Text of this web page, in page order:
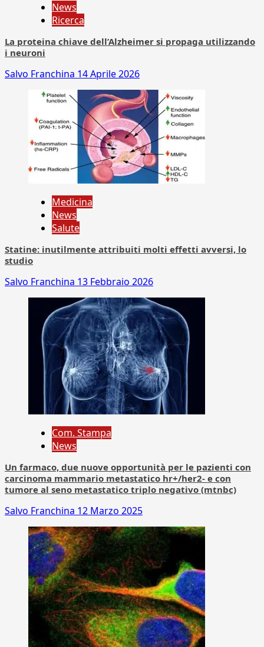
News
Ricerca
La proteina chiave dell’Alzheimer si propaga utilizzando
i neuroni
Salvo Franchina 14 Aprile 2026
Medicina
News
Salute
Statine: inutilmente attribuiti molti effetti avversi, lo
studio
Salvo Franchina 13 Febbraio 2026
Com. Stampa
News
Un farmaco, due nuove opportunità per le pazienti con
carcinoma mammario metastatico hr+/her2- e con
tumore al seno metastatico triplo negativo (mtnbc)
Salvo Franchina 12 Marzo 2025